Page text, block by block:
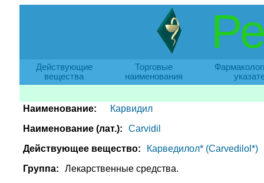
Действующие
вещества
Торговые
наименования
Наименование:
Карвидил
Наименование (лат.):
Carvidil
Действующее вещество:
Карведилол* (Carvedilol*)
Группа:
Лекарственные средства.